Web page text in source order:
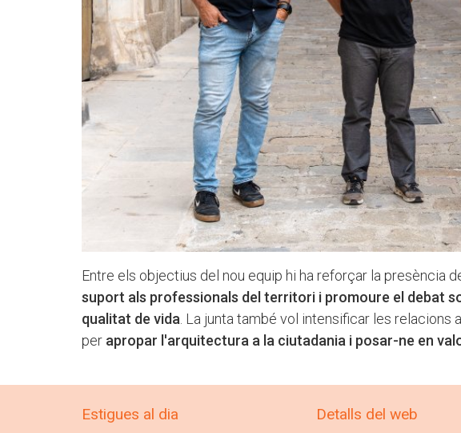
Entre els objectius del nou equip hi ha reforçar la presència
suport als professionals del territori i promoure el debat
qualitat de vida . La junta també vol intensificar les
per apropar l'arquitectura a la ciutadania i posar-ne en
Estigues al dia Detalls del web